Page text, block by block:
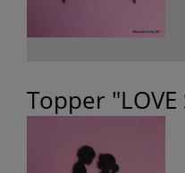
Topper "LOVE